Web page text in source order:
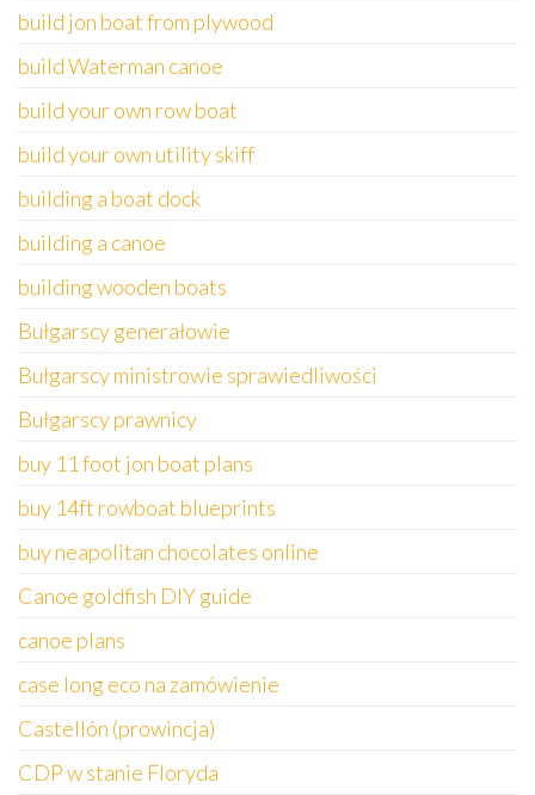
build jon boat from plywood
build Waterman canoe
build your own row boat
build your own utility skiff
building a boat dock
building a canoe
building wooden boats
Bułgarscy generałowie
Bułgarscy ministrowie sprawiedliwości
Bułgarscy prawnicy
buy 11 foot jon boat plans
buy 14ft rowboat blueprints
buy neapolitan chocolates online
Canoe goldfish DIY guide
canoe plans
case long eco na zamówienie
Castellón (prowincja)
CDP w stanie Floryda